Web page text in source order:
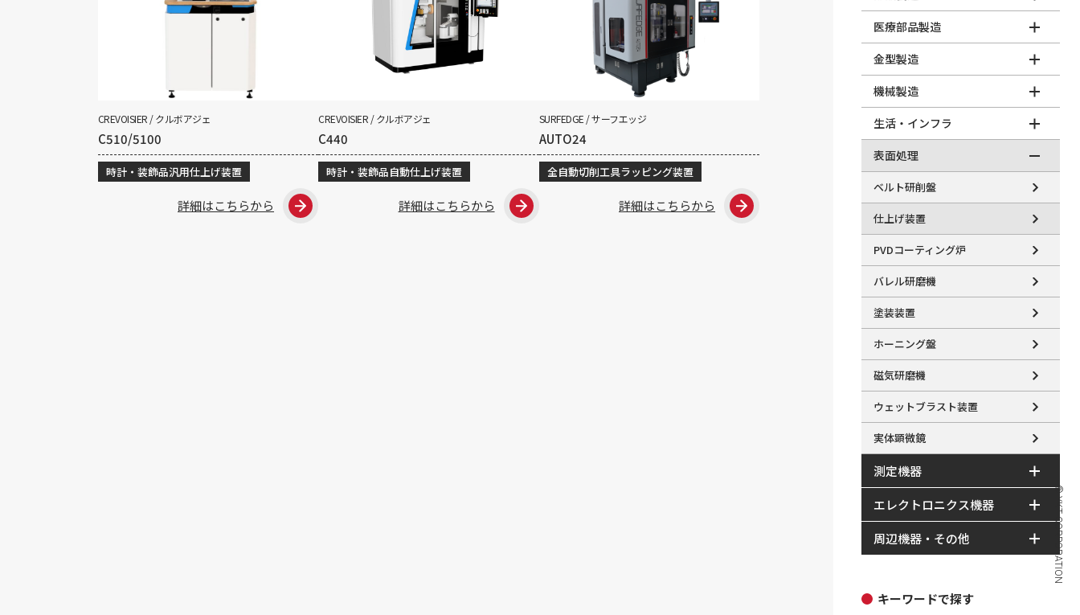
© YKT CORPORATION
CREVOISIER / クルボアジェ
C510/5100
時計・装飾品汎用仕上げ装置
詳細はこちらから
CREVOISIER / クルボアジェ
C440
時計・装飾品自動仕上げ装置
詳細はこちらから
SURFEDGE / サーフエッジ
AUTO24
全自動切削工具ラッピング装置
詳細はこちらから
医療部品製造
金型製造
機械製造
生活・インフラ
表面処理
ベルト研削盤
仕上げ装置
PVDコーティング炉
バレル研磨機
塗装装置
ホーニング盤
磁気研磨機
ウェットブラスト装置
実体顕微鏡
測定機器
エレクトロニクス機器
周辺機器・その他
キーワードで探す